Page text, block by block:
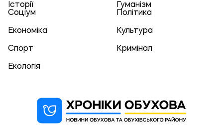
Історії
Гуманізм
Соціум
Політика
Економіка Культура
Спорт Кримінал
Екологія